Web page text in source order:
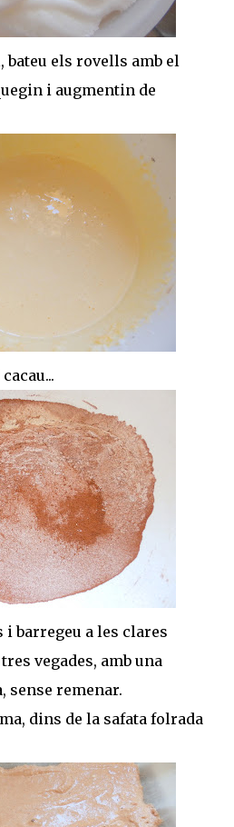
bateu els rovells amb el
i augmentin de
barregeu a les clares
vegades, amb una
sense remenar.
dins de la safata folrada